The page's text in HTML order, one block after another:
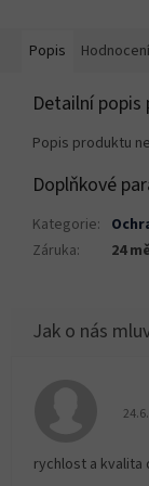
Popis Hodnocení
Detailní
Popis produktu
Doplňkové
Kategorie:
Záruka: 24
rychlost a kvalita